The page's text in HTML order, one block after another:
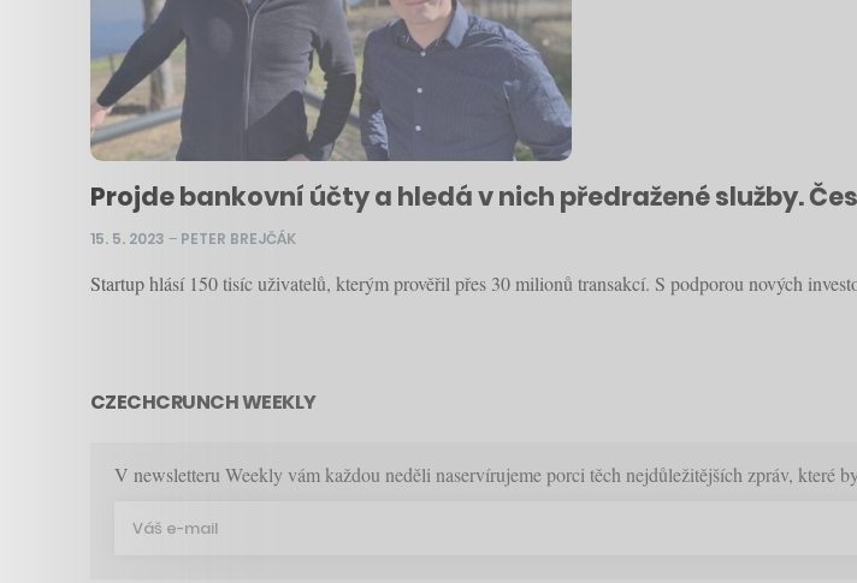
Projde bankovní účty a hledá v nich předražené služby.
15. 5. 2023 – PETER BREJČÁK
Startup hlásí 150 tisíc uživatelů, kterým prověřil přes 30 milionů transakcí. S podporou nových
CZECHCRUNCH WEEKLY
V newsletteru Weekly vám každou neděli naservírujeme porci těch nejdůležitějších zpráv, které